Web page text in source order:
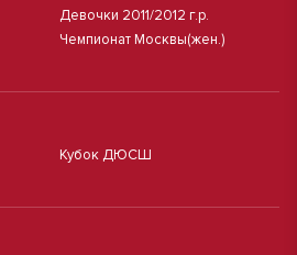
Девочки 2011/2012 г.р.
Чемпионат Москвы(жен.)
Кубок ДЮСШ